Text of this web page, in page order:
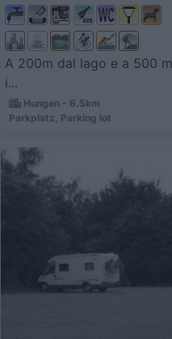
A 200m dal lago e a 500
i...
Hungen - 6.5km
Parkplatz, Parking lot